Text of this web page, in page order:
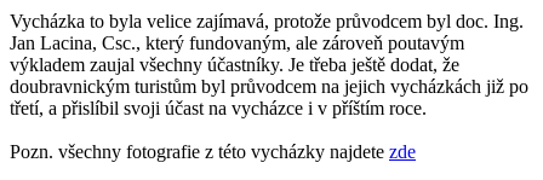
Vycházka to byla velice zajímavá, protože průvodcem byl doc. Ing.
Jan Lacina, Csc., který fundovaným, ale zároveň poutavým
výkladem zaujal všechny účastníky. Je třeba ještě dodat, že
doubravnickým turistům byl průvodcem na jejich vycházkách již po
třetí, a přislíbil svoji účast na vycházce i v příštím roce.
Pozn. všechny fotografie z této vycházky najdete zde